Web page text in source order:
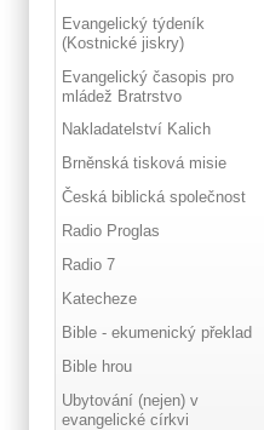
Evangelický týdeník
(Kostnické jiskry)
Evangelický časopis pro
mládež Bratrstvo
Nakladatelství Kalich
Brněnská tisková misie
Česká biblická společnost
Radio Proglas
Radio 7
Katecheze
Bible - ekumenický překlad
Bible hrou
Ubytování (nejen) v
evangelické církvi